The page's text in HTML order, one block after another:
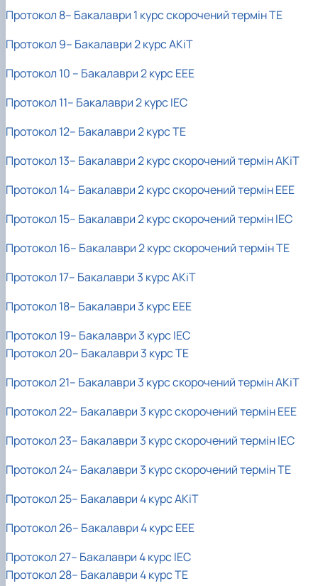
Протокол 8– Бакалаври 1 курс скорочений термін ТЕ
Протокол 9– Бакалаври 2 курс АКіТ
Протокол 10 – Бакалаври 2 курс ЕЕЕ
Протокол 11– Бакалаври2 курс ІЕС
Протокол 12– Бакалаври 2 курс ТЕ
Протокол 13– Бакалаври 2 курс скорочений термін АКіТ
Протокол 14– Бакалаври 2 курс скорочений термін ЕЕЕ
Протокол 15– Бакалаври 2 курс скорочений термін ІЕС
Протокол 16– Бакалаври 2 курс скорочений термін ТЕ
Протокол 17– Бакалаври 3 курс АКіТ
Протокол 18– Бакалаври 3 курс ЕЕЕ
Протокол 19– Бакалаври 3 курс ІЕС
Протокол 20– Бакалаври 3 курс ТЕ
Протокол 21– Бакалаври 3 курс скорочений термін АКіТ
Протокол 22– Бакалаври 3 курс скорочений термін ЕЕЕ
Протокол 23– Бакалаври 3 курс скорочений термін ІЕС
Протокол 24– Бакалаври 3 курс скорочений термін ТЕ
Протокол 25– Бакалаври 4 курс АКіТ
Протокол 26– Бакалаври4 курс ЕЕЕ
Протокол 27– Бакалаври 4 курс ІЕС
Протокол 28– Бакалаври 4 курс ТЕ